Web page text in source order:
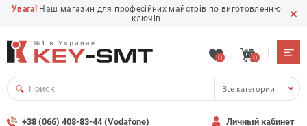
Увага! Наш магазин для професійних майстрів по виготовленню
ключів
0 0
Все категории
+38 (066) 408-83-44 (Vodafone) Личный кабинет